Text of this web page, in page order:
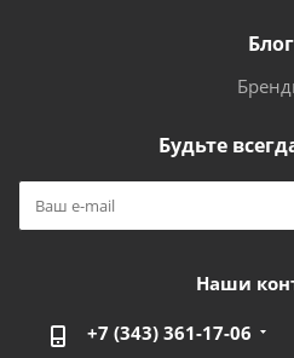
Блог
Будьте
Наши
+7 (343) 361-17-06